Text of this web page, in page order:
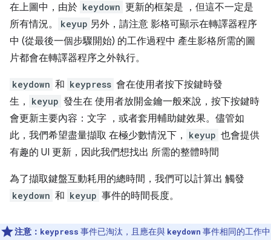
在上圖中，由於 keydown 更新的框架是 ，但這不一定是
所有情況。
keyup 另外，請注意 影格可顯示在轉譯器程序
中 (從最後一個步驟開始) 的工作過程中 產生影格所需的圖
片都會在轉譯器程序之外執行。
keydown 和 keypress 會在使用者按下按鍵時發
生，
keyup 發生在 使用者放開金鑰一般來說，按下按鍵時
會更新主要內容：文字 ，或者套用輔助鍵效果。儘管如
此，我們希望盡量擷取 在極少數情況下，
keyup 也會提供
有趣的 UI 更新，因此我們想找出 所需的整體時間
為了擷取鍵盤互動耗用的總時間，我們可以計算出 觸發
keydown 和 keyup 事件的時間長度。
注意： keypress 事件已淘汰，且應在與 keydown 事件相同的工作中